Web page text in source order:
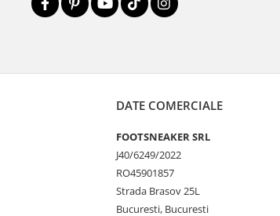
DATE COMERCIALE
FOOTSNEAKER SRL
J40/6249/2022
RO45901857
Strada Brasov 25L
Bucuresti, Bucuresti